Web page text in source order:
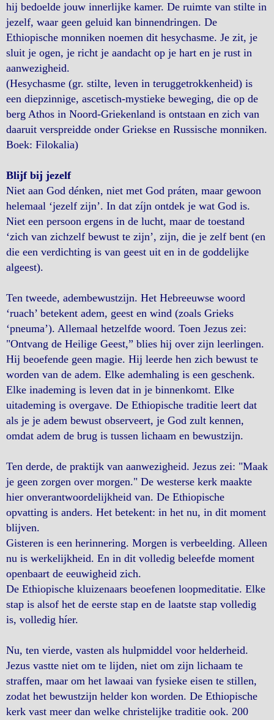
hij bedoelde jouw innerlijke kamer. De ruimte van stilte in
jezelf, waar geen geluid kan binnendringen. De
Ethiopische monniken noemen dit hesychasme. Je zit, je
sluit je ogen, je richt je aandacht op je hart en je rust in
aanwezigheid.
(Hesychasme (gr. stilte, leven in teruggetrokkenheid) is
een diepzinnige, ascetisch-mystieke beweging, die op de
berg Athos in Noord-Griekenland is ontstaan en zich van
daaruit verspreidde onder Griekse en Russische monniken.
Boek: Filokalia)
Blijf bij jezelf
Niet aan God dénken, niet met God práten, maar gewoon
helemaal ‘jezelf zijn’. In dat zíjn ontdek je wat God is.
Niet een persoon ergens in de lucht, maar de toestand
‘zich van zichzelf bewust te zijn’, zijn, die je zelf bent (en
die een verdichting is van geest uit en in de goddelijke
algeest).
Ten tweede, adembewustzijn. Het Hebreeuwse woord
‘ruach’ betekent adem, geest en wind (zoals Grieks
‘pneuma’). Allemaal hetzelfde woord. Toen Jezus zei:
"Ontvang de Heilige Geest,” blies hij over zijn leerlingen.
Hij beoefende geen magie. Hij leerde hen zich bewust te
worden van de adem. Elke ademhaling is een geschenk.
Elke inademing is leven dat in je binnenkomt. Elke
uitademing is overgave. De Ethiopische traditie leert dat
als je je adem bewust observeert, je God zult kennen,
omdat adem de brug is tussen lichaam en bewustzijn.
Ten derde, de praktijk van aanwezigheid. Jezus zei: "Maak
je geen zorgen over morgen." De westerse kerk maakte
hier onverantwoordelijkheid van. De Ethiopische
opvatting is anders. Het betekent: in het nu, in dit moment
blijven.
Gisteren is een herinnering. Morgen is verbeelding. Alleen
nu is werkelijkheid. En in dit volledig beleefde moment
openbaart de eeuwigheid zich.
De Ethiopische kluizenaars beoefenen loopmeditatie. Elke
stap is alsof het de eerste stap en de laatste stap volledig
is, volledig híer.
Nu, ten vierde, vasten als hulpmiddel voor helderheid.
Jezus vastte niet om te lijden, niet om zijn lichaam te
straffen, maar om het lawaai van fysieke eisen te stillen,
zodat het bewustzijn helder kon worden. De Ethiopische
kerk vast meer dan welke christelijke traditie ook. 200